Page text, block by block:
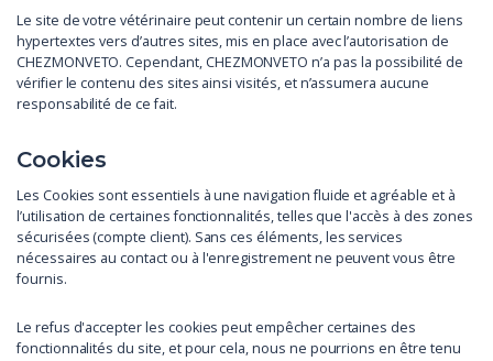
Le site de votre vétérinaire peut contenir un certain nombre de liens
hypertextes vers d’autres sites, mis en place avec l’autorisation de
CHEZMONVETO. Cependant, CHEZMONVETO n’a pas la possibilité de
vérifier le contenu des sites ainsi visités, et n’assumera aucune
responsabilité de ce fait.
Cookies
Les Cookies sont essentiels à une navigation fluide et agréable et à
l’utilisation de certaines fonctionnalités, telles que l'accès à des zones
sécurisées (compte client). Sans ces éléments, les services
nécessaires au contact ou à l'enregistrement ne peuvent vous être
fournis.
Le refus d'accepter les cookies peut empêcher certaines des
fonctionnalités du site, et pour cela, nous ne pourrions en être tenu